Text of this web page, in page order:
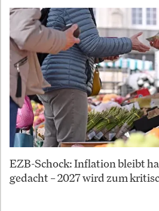
EZB-Schock: Inflation bleibt
gedacht – 2027 wird zum